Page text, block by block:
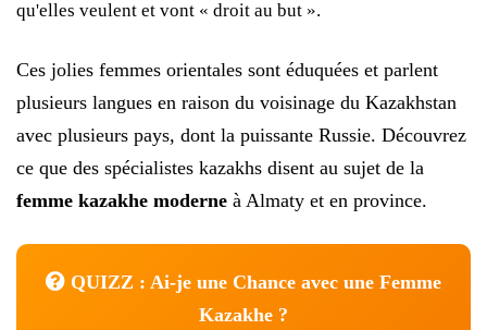
qu'elles veulent et vont « droit au but ».
Ces jolies femmes orientales sont éduquées et parlent
plusieurs langues en raison du voisinage du Kazakhstan
avec plusieurs pays, dont la puissante Russie. Découvrez
ce que des spécialistes kazakhs disent au sujet de la
femme kazakhe moderne à Almaty et en province.
QUIZZ : Ai-je une Chance avec une Femme
Kazakhe ?